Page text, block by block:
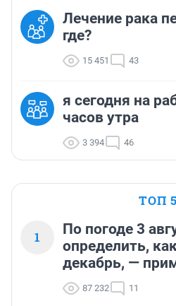
Лечение рака
где?
15 451 43
я сегодня на
часов утра
3 394 46
ТОП 5
1
По погоде 3
определить,
декабрь, —
87 232 11